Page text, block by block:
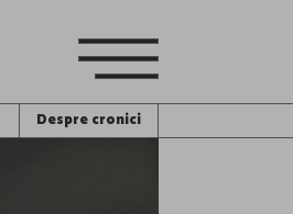
Despre cronici